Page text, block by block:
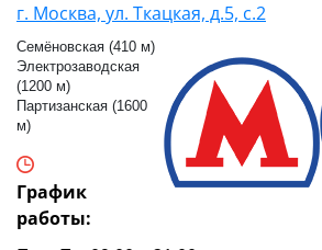
г. Москва, ул. Ткацкая, д.5, с.2
Семёновская (410 м)
Электрозаводская
(1200 м)
Партизанская (1600
м)
График
работы: